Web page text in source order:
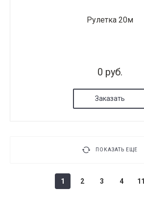
Рулетка 20м
0 руб.
Заказать
ПОКАЗАТЬ ЕЩЕ
1 2 3 4 11